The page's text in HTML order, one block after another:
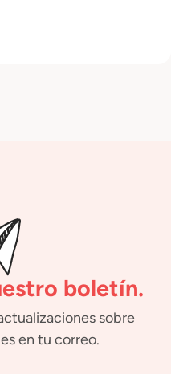
boletín.
sobre
en tu correo.